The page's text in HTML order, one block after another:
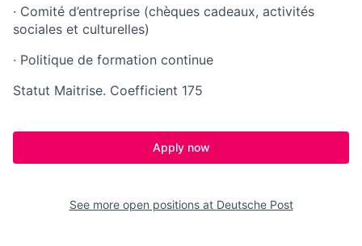
· Comité d’entreprise (chèques cadeaux, activités
sociales et culturelles)
· Politique de formation continue
Statut Maitrise. Coefficient 175
Apply now
See more open positions at Deutsche Post